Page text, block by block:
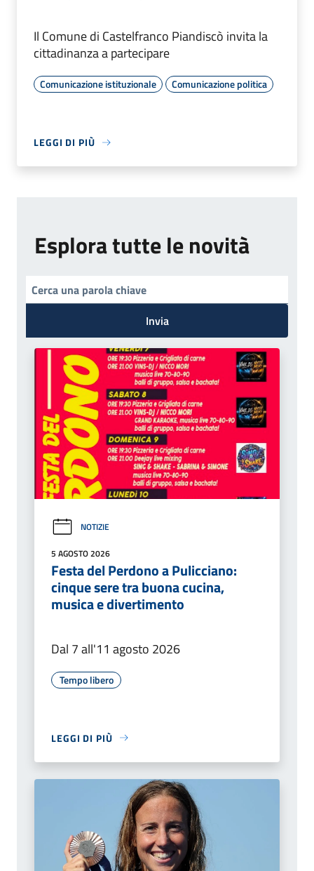
Il Comune di Castelfranco Piandiscò invita la
cittadinanza a partecipare
Comunicazione istituzionale Comunicazione politica
LEGGI DI PIÙ
Esplora tutte le novità
Invia
NOTIZIE
5 AGOSTO 2026
Festa del Perdono a Pulicciano:
cinque sere tra buona cucina,
musica e divertimento
Dal 7 all'11 agosto 2026
Tempo libero
LEGGI DI PIÙ